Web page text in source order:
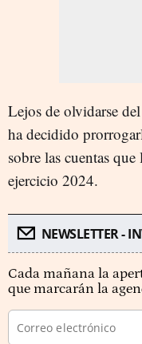
Lejos de olvidarse
ha decidido
sobre las cuentas
ejercicio 2024.
NEWSLETTER -
Cada mañana la
que marcarán la